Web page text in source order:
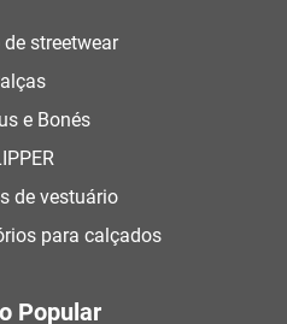
streetwear
e Bonés
de vestuário
para calçados
Popular